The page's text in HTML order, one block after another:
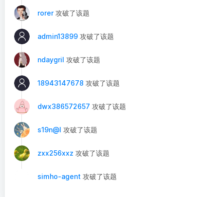
rorer 攻破了该题
admin13899 攻破了该题
ndaygril 攻破了该题
18943147678 攻破了该题
dwx386572657 攻破了该题
s19n@l 攻破了该题
zxx256xxz 攻破了该题
simho-agent 攻破了该题